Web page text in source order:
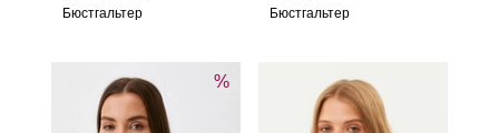
Бюстгальтер
Бюстгальтер
%